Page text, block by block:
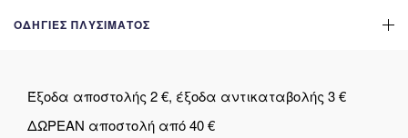
ΟΔΗΓΊΕΣ ΠΛΥΣΊΜΑΤΟΣ
Έξοδα αποστολής 2 €, έξοδα αντικαταβολής 3 €
ΔΩΡΕΑΝ αποστολή από 40 €